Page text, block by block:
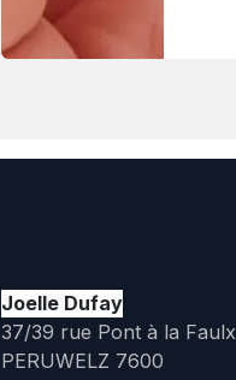
Joelle Dufay
37/39 rue Pont à la Faulx
PERUWELZ 7600